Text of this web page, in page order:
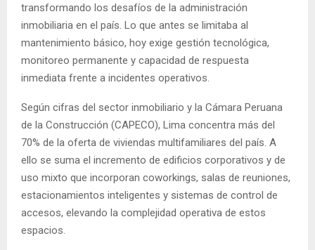
transformando los desafíos de la administración
inmobiliaria en el país. Lo que antes se limitaba al
mantenimiento básico, hoy exige gestión tecnológica,
monitoreo permanente y capacidad de respuesta
inmediata frente a incidentes operativos.
Según cifras del sector inmobiliario y la Cámara Peruana
de la Construcción (CAPECO), Lima concentra más del
70% de la oferta de viviendas multifamiliares del país. A
ello se suma el incremento de edificios corporativos y de
uso mixto que incorporan coworkings, salas de reuniones,
estacionamientos inteligentes y sistemas de control de
accesos, elevando la complejidad operativa de estos
espacios.